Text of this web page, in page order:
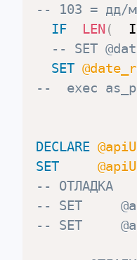
-- 103 = дд/
IF
LEN(
-- SET
SET
--  exec
DECLARE
SET
-- ОТЛАДКА
-- SET
-- SET